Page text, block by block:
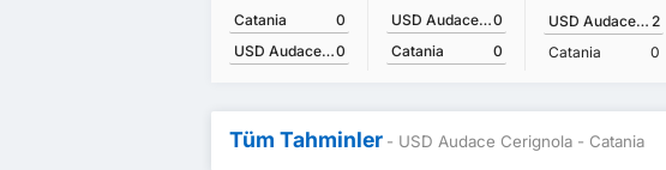
Catania
0
USD Audace Cerignola0
USD Audace Cerignola0
Catania
0
USD Audace Cerignola 2
Catania
0
Tüm Tahminler - USD Audace Cerignola - Catania